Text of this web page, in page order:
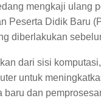
mengkaji ulang
Peserta Didik Baru
diberlakukan
dari sisi komputasi,
untuk
baru dan